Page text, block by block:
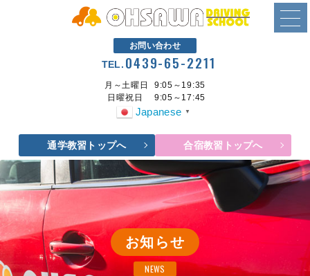
お問い合わせ
TEL. 0439-65-2211
月～土曜日
9:05～19:35
日曜祝日
9:05～17:45
Japanese ▼
通学教習トップへ 合宿教習トップへ
お知らせ
NEWS